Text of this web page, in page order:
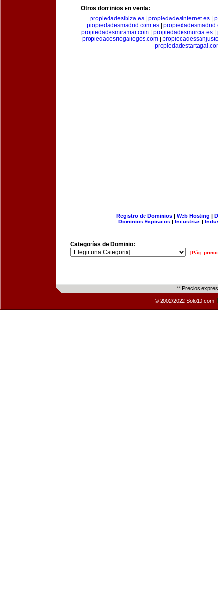
Otros dominios en venta:
propiedadesibiza.es
propiedadesinternet.es
propiedadesmadrid.com.es
propiedadesmiramar.com
propiedadesmurcia.es
propiedadesriogallegos.com|
Registro de Dominios| Web Hosting |
Dominios Expirados | Industrias |
Categorías de Dominio:
[Pág.
** Precios
© 2002/2022 Solo10.com